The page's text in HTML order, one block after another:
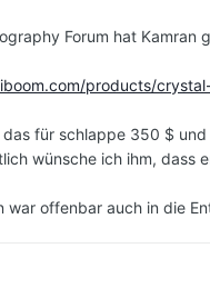
Forum hat
products/
für schlappe 350 $
wünsche ich ihm,
war offenbar auch in die